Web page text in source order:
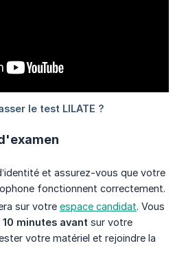
et assurez-vous que votre
fonctionnent correctement.
sur votre espace candidat. Vous
10 minutes avant sur votre
votre matériel et rejoindre la